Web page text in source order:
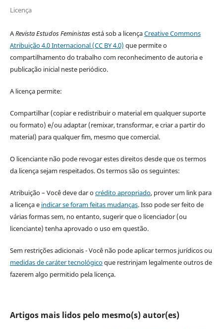
Licença
ARevista Estudos Feministasestá sob a licençaCreative Commons
Atribuição 4.0 Internacional (CC BY 4.0) que permite o
compartilhamento do trabalho com reconhecimento de autoria e
publicação inicial neste periódico.
A licença permite:
Compartilhar (copiar e redistribuir o material em qualquer suporte
ou formato) e/ou adaptar (remixar, transformar, e criar a partir do
material) para qualquer fim, mesmo que comercial.
O licenciante não pode revogar estes direitos desde que os termos
da licença sejam respeitados. Os termos são os seguintes:
Atribuição – Você deve dar ocrédito apropriado, prover um link para
a licença e indicar se foram feitas mudanças. Isso pode ser feito de
várias formas sem, no entanto, sugerir que o licenciador (ou
licenciante) tenha aprovado o uso em questão.
Sem restrições adicionais - Você não pode aplicar termos jurídicos ou
medidas de caráter tecnológicoque restrinjam legalmente outros de
fazerem algo permitido pela licença.
Artigos mais lidos pelo mesmo(s) autor(es)